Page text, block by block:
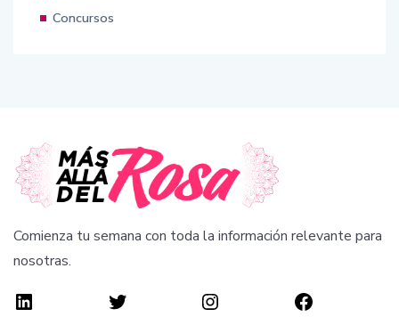
Concursos
Comienza tu semana con toda la información relevante para
nosotras.